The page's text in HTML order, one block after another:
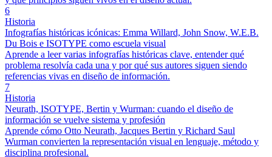
6
Historia
Infografías históricas icónicas: Emma Willard, John Snow, W.E.B.
Du Bois e ISOTYPE como escuela visual
Aprende a leer varias infografías históricas clave, entender qué
problema resolvía cada una y por qué sus autores siguen siendo
referencias vivas en diseño de información.
7
Historia
Neurath, ISOTYPE, Bertin y Wurman: cuando el diseño de
información se vuelve sistema y profesión
Aprende cómo Otto Neurath, Jacques Bertin y Richard Saul
Wurman convierten la representación visual en lenguaje, método y
disciplina profesional.